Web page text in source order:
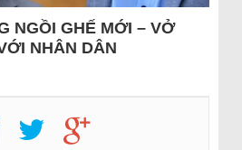
NGỒI GHẾ MỚI – VỞ
NHÂN DÂN